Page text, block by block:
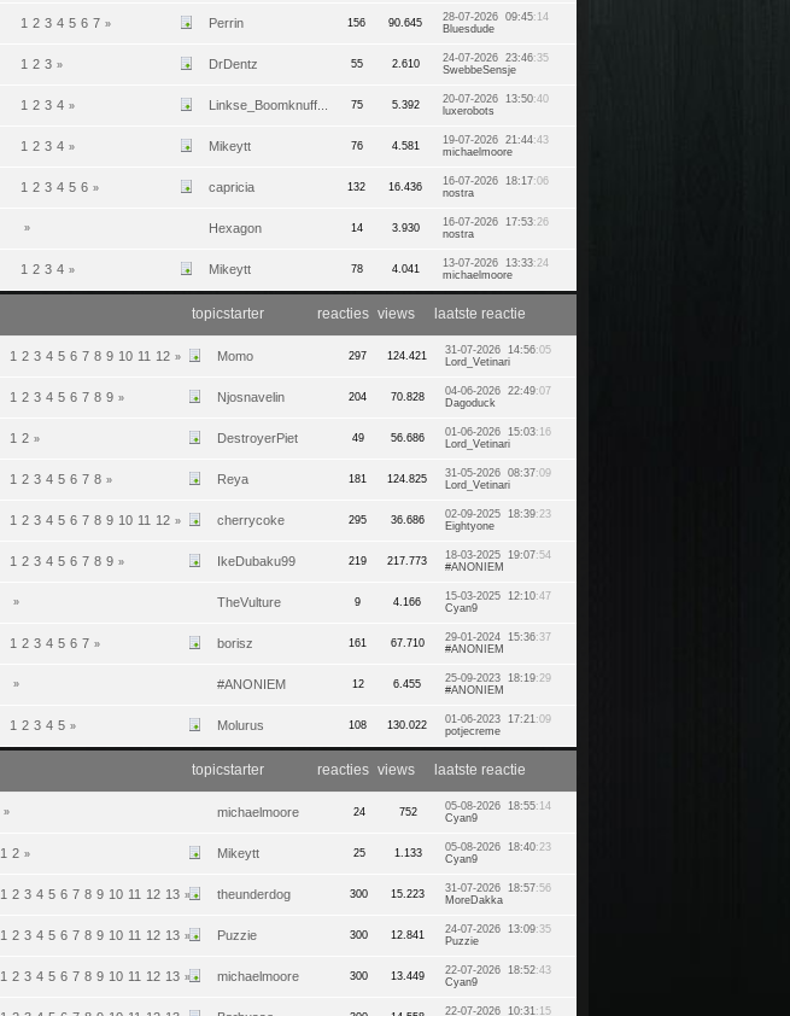
1 2 3 4 5 6 7 » Perrin 156 90.645 28-07-2026 09:45:14
Bluesdude
1 2 3 » DrDentz 55 2.610 24-07-2026 23:46:35
SwebbeSensje
1 2 3 4 » Linkse_Boomknuff... 75 5.392 20-07-2026 13:50:40
luxerobots
1 2 3 4 » Mikeytt 76 4.581 19-07-2026 21:44:43
michaelmoore
1 2 3 4 5 6 » capricia 132 16.436 16-07-2026 18:17:06
nostra
» Hexagon 14 3.930 16-07-2026 17:53:26
nostra
1 2 3 4 » Mikeytt 78 4.041 13-07-2026 13:33:24
michaelmoore
topicstarter reacties views laatste reactie
1 2 3 4 5 6 7 8 9 10 11 12 » Momo 297 124.421 31-07-2026 14:56:05
Lord_Vetinari
1 2 3 4 5 6 7 8 9 » Njosnavelin 204 70.828 04-06-2026 22:49:07
Dagoduck
1 2 » DestroyerPiet 49 56.686 01-06-2026 15:03:16
Lord_Vetinari
1 2 3 4 5 6 7 8 » Reya 181 124.825 31-05-2026 08:37:09
Lord_Vetinari
1 2 3 4 5 6 7 8 9 10 11 12 » cherrycoke 295 36.686 02-09-2025 18:39:23
Eightyone
1 2 3 4 5 6 7 8 9 » IkeDubaku99 219 217.773 18-03-2025 19:07:54
#ANONIEM
» TheVulture 9 4.166 15-03-2025 12:10:47
Cyan9
1 2 3 4 5 6 7 » borisz 161 67.710 29-01-2024 15:36:37
#ANONIEM
» #ANONIEM 12 6.455 25-09-2023 18:19:29
#ANONIEM
1 2 3 4 5 » Molurus 108 130.022 01-06-2023 17:21:09
potjecreme
topicstarter reacties views laatste reactie
» michaelmoore 24 752 05-08-2026 18:55:14
Cyan9
1 2 » Mikeytt 25 1.133 05-08-2026 18:40:23
Cyan9
1 2 3 4 5 6 7 8 9 10 11 12 13 » theunderdog 300 15.223 31-07-2026 18:57:56
MoreDakka
1 2 3 4 5 6 7 8 9 10 11 12 13 » Puzzie 300 12.841 24-07-2026 13:09:35
Puzzie
1 2 3 4 5 6 7 8 9 10 11 12 13 » michaelmoore 300 13.449 22-07-2026 18:52:43
Cyan9
22-07-2026 10:31:15